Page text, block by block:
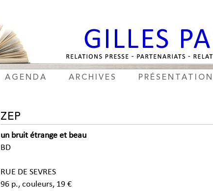
AGENDA ARCHIVES PRÉSENTATION
ZEP
un bruit étrange et beau
BD
RUE DE SEVRES
96 p., couleurs, 19 €